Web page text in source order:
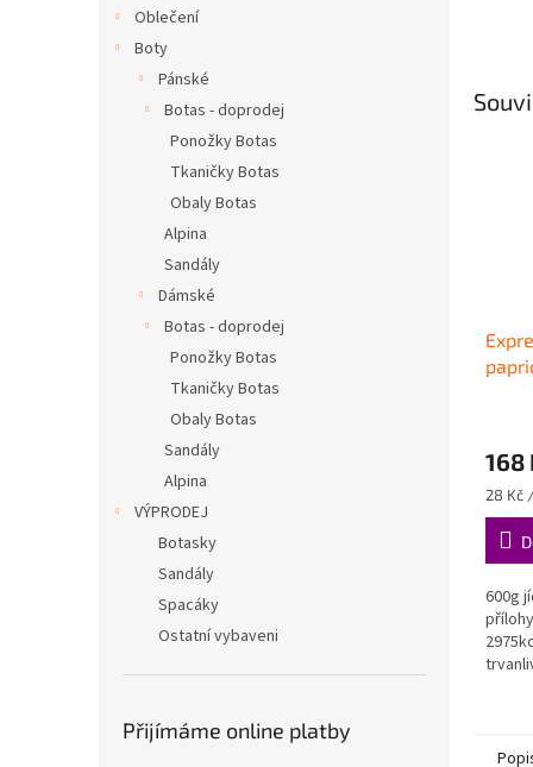
Oblečení
Boty
Pánské
Botas - doprodej
Ponožky Botas
Tkaničky Botas
Obaly Botas
Alpina
Sandály
Dámské
Botas - doprodej
Ponožky Botas
Tkaničky Botas
Obaly Botas
Sandály
Alpina
VÝPRODEJ
Botasky
Sandály
Spacáky
Ostatní vybaveni
Přijímáme online platby
168
Měrná
cena:
28 Kč
600g